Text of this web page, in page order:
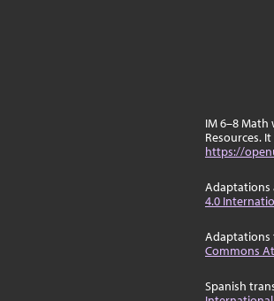
IM 6–8
Resources.
https://
Adaptations
4.0
Adaptations
Commons
Spanish